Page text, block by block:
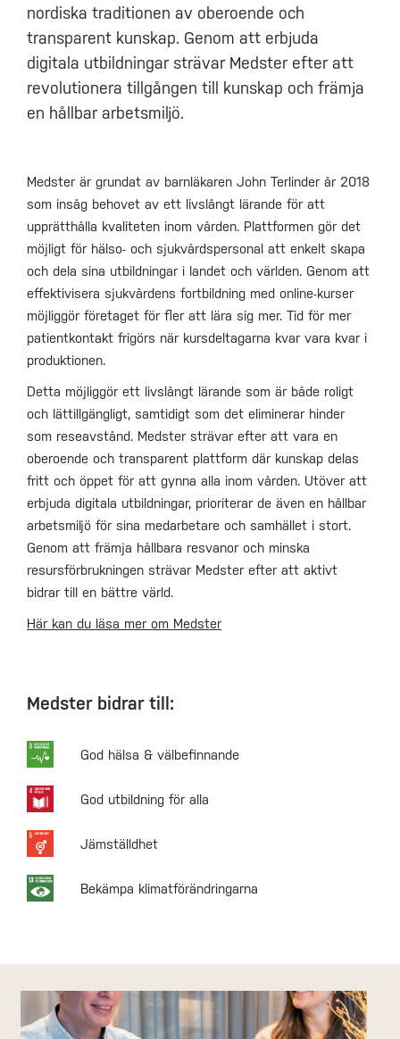
nordiska traditionen av oberoende och
transparent kunskap. Genom att erbjuda
digitala utbildningar strävar Medster efter att
revolutionera tillgången till kunskap och främja
en hållbar arbetsmiljö.
Medster är grundat av barnläkaren John Terlinder år 2018
som insåg behovet av ett livslångt lärande för att
upprätthålla kvaliteten inom vården. Plattformen gör det
möjligt för hälso- och sjukvårdspersonal att enkelt skapa
och dela sina utbildningar i landet och världen. Genom att
effektivisera sjukvårdens fortbildning med online-kurser
möjliggör företaget för fler att lära sig mer. Tid för mer
patientkontakt frigörs när kursdeltagarna kvar vara kvar i
produktionen.
Detta möjliggör ett livslångt lärande som är både roligt
och lättillgängligt, samtidigt som det eliminerar hinder
som reseavstånd. Medster strävar efter att vara en
oberoende och transparent plattform där kunskap delas
fritt och öppet för att gynna alla inom vården. Utöver att
erbjuda digitala utbildningar, prioriterar de även en hållbar
arbetsmiljö för sina medarbetare och samhället i stort.
Genom att främja hållbara resvanor och minska
resursförbrukningen strävar Medster efter att aktivt
bidrar till en bättre värld.
Här kan du läsa mer om Medster
Medster bidrar till:
God hälsa & välbefinnande
God utbildning för alla
Jämställdhet
Bekämpa klimatförändringarna